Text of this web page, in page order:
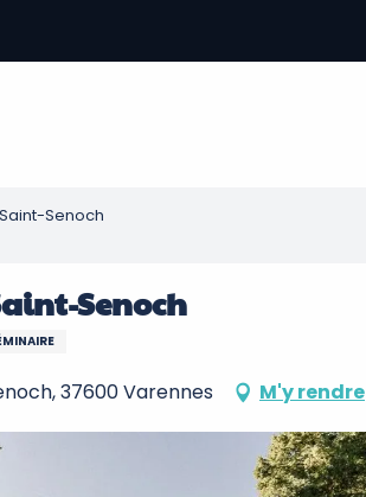
Senoch
Senoch
37600 Varennes M'y rendre